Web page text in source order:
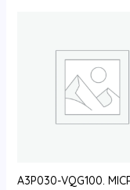
A3P030-VQG100.